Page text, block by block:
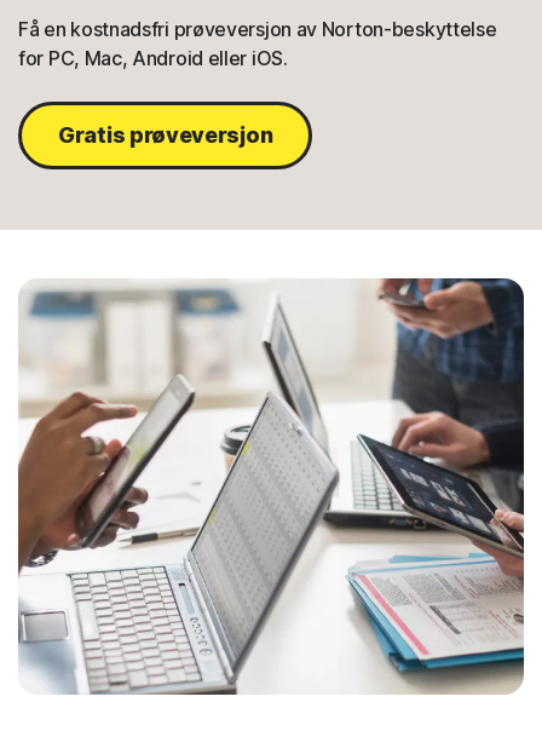
Få en kostnadsfri prøveversjon av Norton-beskyttelse
for PC, Mac, Android eller iOS.
Gratis prøveversjon